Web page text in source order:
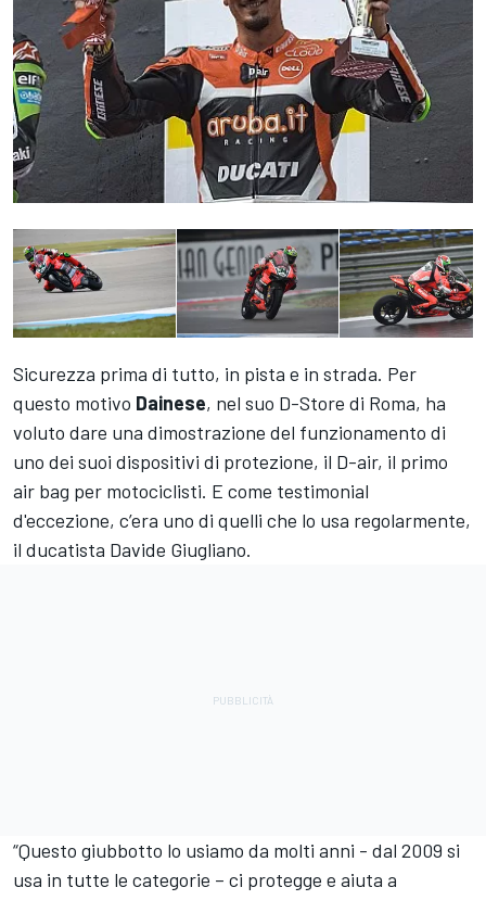
Sicurezza prima di tutto, in pista e in strada. Per
questo motivo Dainese, nel suo D-Store di Roma, ha
voluto dare una dimostrazione del funzionamento di
uno dei suoi dispositivi di protezione, il D-air, il primo
air bag per motociclisti. E come testimonial
d'eccezione, c’era uno di quelli che lo usa regolarmente,
il ducatista Davide Giugliano.
“Questo giubbotto lo usiamo da molti anni - dal 2009 si
usa in tutte le categorie – ci protegge e aiuta a